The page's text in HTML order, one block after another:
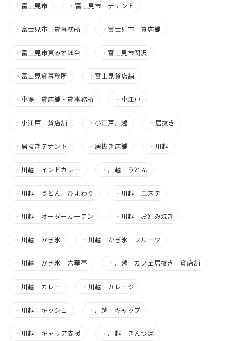
・ 富士見市 ・ 富士見市 テナント
・ 富士見市 貸事務所 ・ 富士見市 貸店舗
・ 富士見市東みずほ台 ・ 富士見市関沢
・ 富士見貸事務所 ・ 富士見貸店舗
・ 小堤 貸店舗・貸事務所 ・小江戸
・ 小江戸 貸店舗 ・小江戸川越 ・居抜き
・ 居抜きテナント ・ 居抜き店舗 ・ 川越
・ 川越 インドカレー ・ 川越 うどん
・ 川越 うどん ひまわり ・ 川越 エステ
・ 川越 オーダーカーテン ・ 川越 お好み焼き
・ 川越 かき氷 ・ 川越 かき氷 フルーツ
・ 川越 かき氷 六華亭 ・ 川越 カフェ居抜き 貸店舗
・ 川越 カレー ・ 川越 ガレージ
・ 川越 キッシュ ・ 川越 キャップ
・ 川越 キャリア支援 ・ 川越 きんつば